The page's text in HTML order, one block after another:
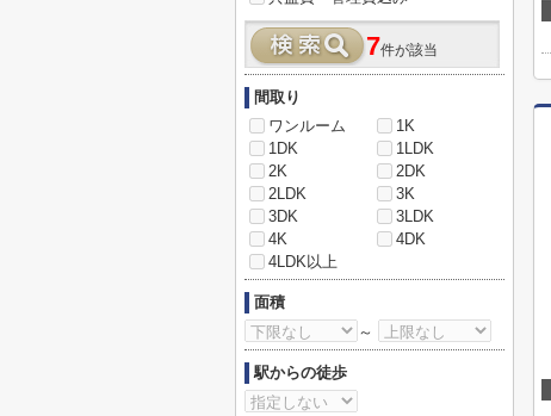
7件が該当
間取り
ワンルーム
1K
1DK
1LDK
2K
2DK
2LDK
3K
3DK
3LDK
4K
4DK
4LDK以上
面積
～
駅からの徒歩